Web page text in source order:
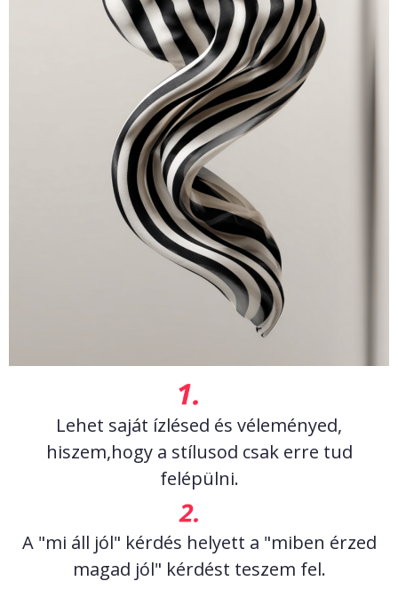
Lehet saját ízlésed és véleményed,
hiszem,hogy a stílusod csak erre tud
felépülni.
A "mi áll jól" kérdés helyett a "miben érzed
magad jól" kérdést teszem fel.